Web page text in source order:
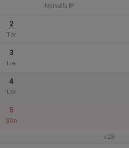
Norvalla IP
2
Tor
3
Fre
4
Lör
5
Sön
v.28